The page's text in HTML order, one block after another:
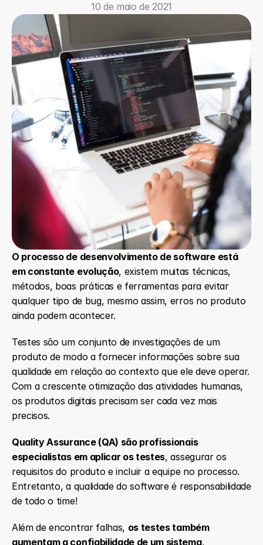
10 de maio de 2021
O processo de desenvolvimento de software está
em constante evolução, existem muitas técnicas,
métodos, boas práticas e ferramentas para evitar
qualquer tipo de bug, mesmo assim, erros no produto
ainda podem acontecer.
Testes são um conjunto de investigações de um
produto de modo a fornecer informações sobre sua
qualidade em relação ao contexto que ele deve operar.
Com a crescente otimização das atividades humanas,
os produtos digitais precisam ser cada vez mais
precisos.
Quality Assurance (QA) são profissionais
especialistas em aplicar os testes, assegurar os
requisitos do produto e incluir a equipe no processo.
Entretanto, a qualidade do software é responsabilidade
de todo o time!
Além de encontrar falhas, os testes também
aumentam a confiabilidade de um sistema,